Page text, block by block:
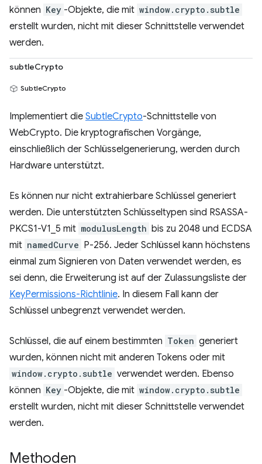
können Key -Objekte, die mit window.crypto.subtle
erstellt wurden, nicht mit dieser Schnittstelle verwendet
werden.
subtleCrypto
SubtleCrypto
Implementiert die SubtleCrypto-Schnittstelle von
WebCrypto. Die kryptografischen Vorgänge,
einschließlich der Schlüsselgenerierung, werden durch
Hardware unterstützt.
Es können nur nicht extrahierbare Schlüssel generiert
werden. Die unterstützten Schlüsseltypen sind RSASSA-
PKCS1-V1_5 mit modulusLength bis zu 2048 und ECDSA
mit namedCurve P-256. Jeder Schlüssel kann höchstens
einmal zum Signieren von Daten verwendet werden, es
sei denn, die Erweiterung ist auf der Zulassungsliste der
KeyPermissions-Richtlinie. In diesem Fall kann der
Schlüssel unbegrenzt verwendet werden.
Schlüssel, die auf einem bestimmten Token generiert
wurden, können nicht mit anderen Tokens oder mit
window.crypto.subtle verwendet werden. Ebenso
können Key -Objekte, die mit window.crypto.subtle
erstellt wurden, nicht mit dieser Schnittstelle verwendet
werden.
Methoden